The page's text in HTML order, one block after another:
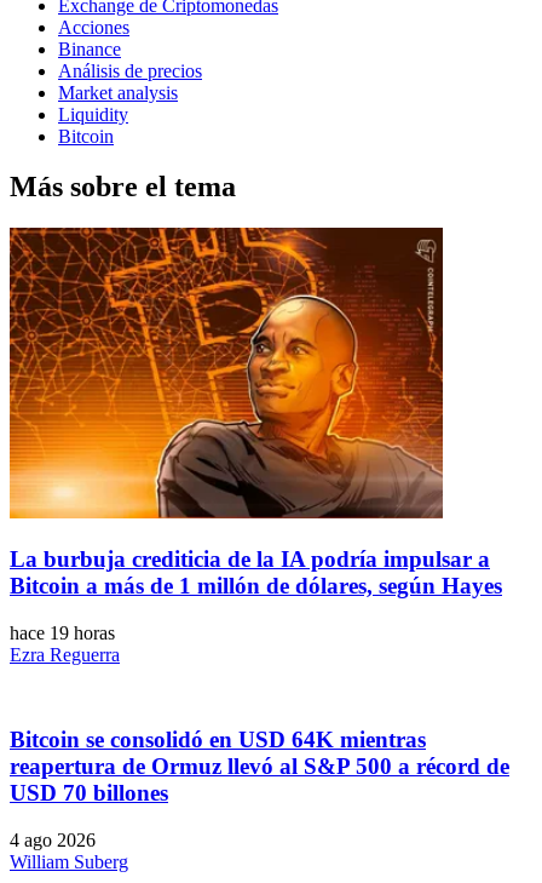
Exchange de Criptomonedas
Acciones
Binance
Análisis de precios
Market analysis
Liquidity
Bitcoin
Más sobre el tema
La burbuja crediticia de la IA podría impulsar a
Bitcoin a más de 1 millón de dólares, según Hayes
hace 19 horas
Ezra Reguerra
Bitcoin se consolidó en USD 64K mientras
reapertura de Ormuz llevó al S&P 500 a récord de
USD 70 billones
4 ago 2026
William Suberg